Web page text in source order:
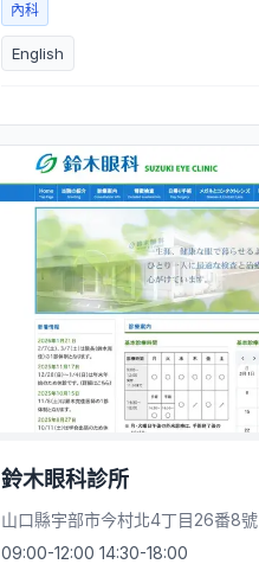
內科
English
鈴木眼科診所
山口縣宇部市今村北4丁目26番8號
09:00-12:00 14:30-18:00